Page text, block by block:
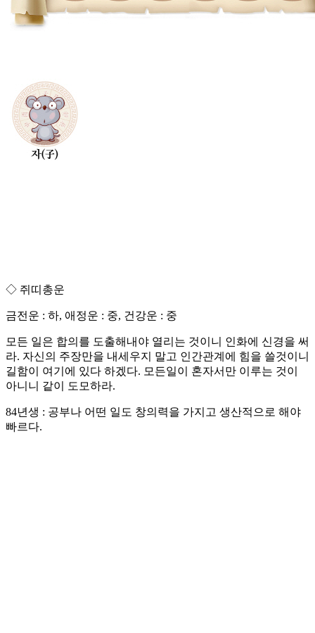
◇ 쥐띠총운
금전운 : 하, 애정운 : 중, 건강운 : 중
모든 일은 합의를 도출해내야 열리는 것이니 인화에 신경을 써
라. 자신의 주장만을 내세우지 말고 인간관계에 힘을 쓸것이니
길함이 여기에 있다 하겠다. 모든일이 혼자서만 이루는 것이
아니니 같이 도모하라.
84년생 : 공부나 어떤 일도 창의력을 가지고 생산적으로 해야
빠르다.